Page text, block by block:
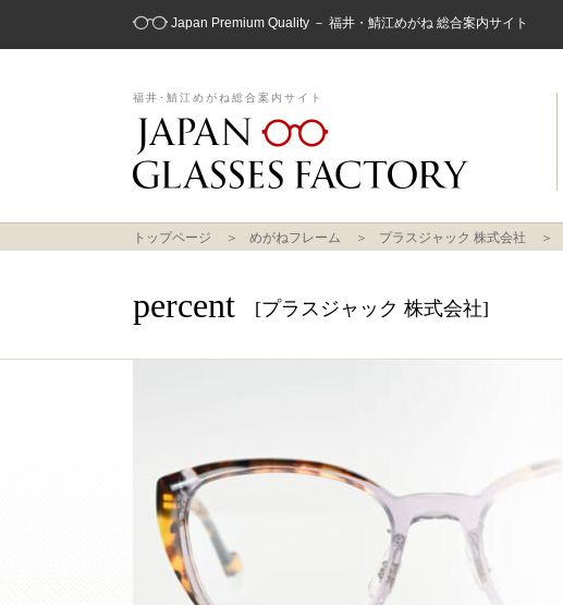
Japan Premium Quality － 福井・鯖江めがね 総合案内サイト
福井･鯖江めがね総合案内サイト
トップページ めがねフレーム プラスジャック 株式会社
percent [プラスジャック 株式会社]